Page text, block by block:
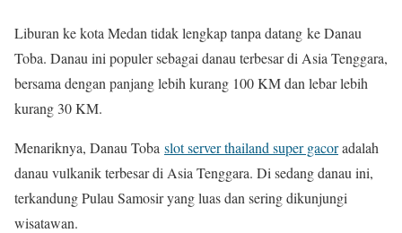
Liburan ke kota Medan tidak lengkap tanpa datang ke Danau
Toba. Danau ini populer sebagai danau terbesar di Asia Tenggara,
bersama dengan panjang lebih kurang 100 KM dan lebar lebih
kurang 30 KM.
Menariknya, Danau Toba slot server thailand super gacoradalah
danau vulkanik terbesar di Asia Tenggara. Di sedang danau ini,
terkandung Pulau Samosir yang luas dan sering dikunjungi
wisatawan.